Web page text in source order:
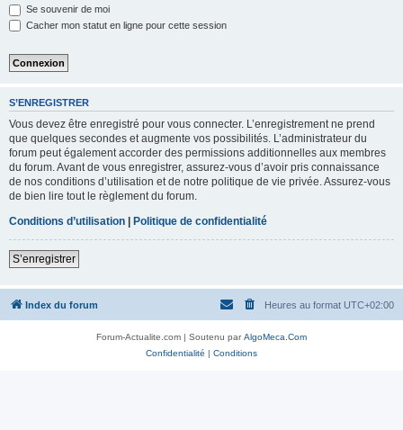
Se souvenir de moi
Cacher mon statut en ligne pour cette session
S’ENREGISTRER
Vous devez être enregistré pour vous connecter. L’enregistrement ne prend
que quelques secondes et augmente vos possibilités. L’administrateur du
forum peut également accorder des permissions additionnelles aux membres
du forum. Avant de vous enregistrer, assurez-vous d’avoir pris connaissance
de nos conditions d’utilisation et de notre politique de vie privée. Assurez-vous
de bien lire tout le règlement du forum.
Conditions d’utilisation | Politique de confidentialité
S’enregistrer
Index du forum Heures au format UTC+02:00
Forum-Actualite.com | Soutenu parAlgoMeca.Com
Confidentialité | Conditions